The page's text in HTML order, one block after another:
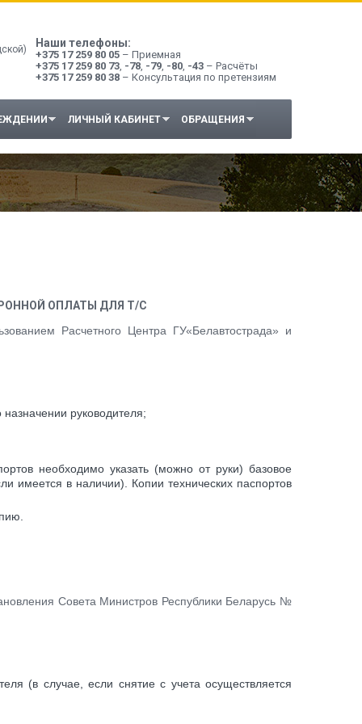
Наши телефоны:
+375 17 259 80 05 – Приемная
+375 17 259 80 73, -78, -79, -80, -43 – Расчёты
+375 17 259 80 38 – Консультация по претензиям
ЛИЧНЫЙ КАБИНЕТ ОБРАЩЕНИЯ
ОПЛАТЫ ДЛЯ Т/С
Расчетного Центра ГУ«Белавтострада» и
руководителя;
необходимо указать (можно от руки) базовое
имеется в наличии). Копии технических паспортов
Совета Министров Республики Беларусь №
(в случае, если снятие с учета осуществляется